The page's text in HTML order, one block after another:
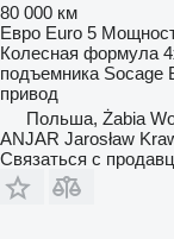
80 000 км
Евро Euro 5
Колесная формула
подъемника Socage
привод
Польша, Żabia
ANJAR Jarosław
Связаться с